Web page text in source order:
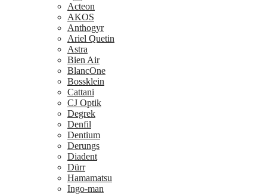
Acteon
AKOS
Anthogyr
Ariel Quetin
Astra
Bien Air
BlancOne
Bossklein
Cattani
CJ Optik
Degrek
Denfil
Dentium
Derungs
Diadent
Dürr
Hamamatsu
Ingo-man